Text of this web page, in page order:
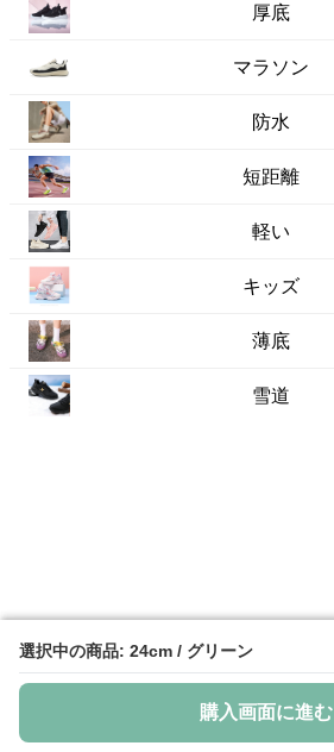
選択中の商品: 24cm / グリーン
購入画面に進む
選択中の商品: 24cm / グリーン
購入画面に進む
厚底
マラソン
防水
短距離
軽い
キッズ
薄底
雪道